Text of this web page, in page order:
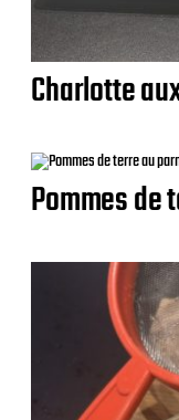
Charlotte
Pommes de